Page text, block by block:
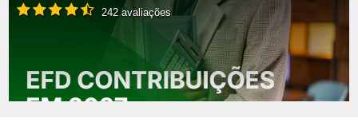
242 avaliações